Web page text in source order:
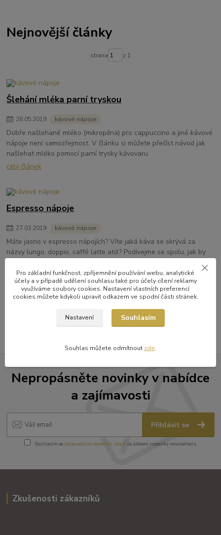
Nejnovější články
strana z 1
Šlehání mléka parní tryskou
28.05.2019 kávové nápoje
Dobře našlehané mléko (mikropěna) pro cappuccino a jiné kávové
nápoje není samozřejmost. V článku si můžete přečíst návod jak
našlehat mléko pomocí parní trysky kávovaru.
celý článek
Espresso nápoje
27.03.2019 kávové nápoje
Máte jasno v espresso nápojích? Víte jaká káva se skrývá za
názvy lungo, doppio, caffé latte atd.? Podívejme se spolu, jak by
celý článek
strana z 1
Nepropásněte novinky v nabídce
a zajímavosti
Přihlásit se
Souhlasím se zpracováním osobních údajůza účelem rozesílky newsletteru.
Zkušenosti zákazníků
Pro základní funkčnost, zpříjemnění používání webu, analytické
účely a v případě udělení souhlasu také pro účely cílení reklamy
využíváme soubory cookies. Nastavení vlastních preferencí
cookies můžete kdykoli upravit odkazem ve spodní části stránek.
Nastavení Souhlasím
Souhlas můžete odmítnout zde.